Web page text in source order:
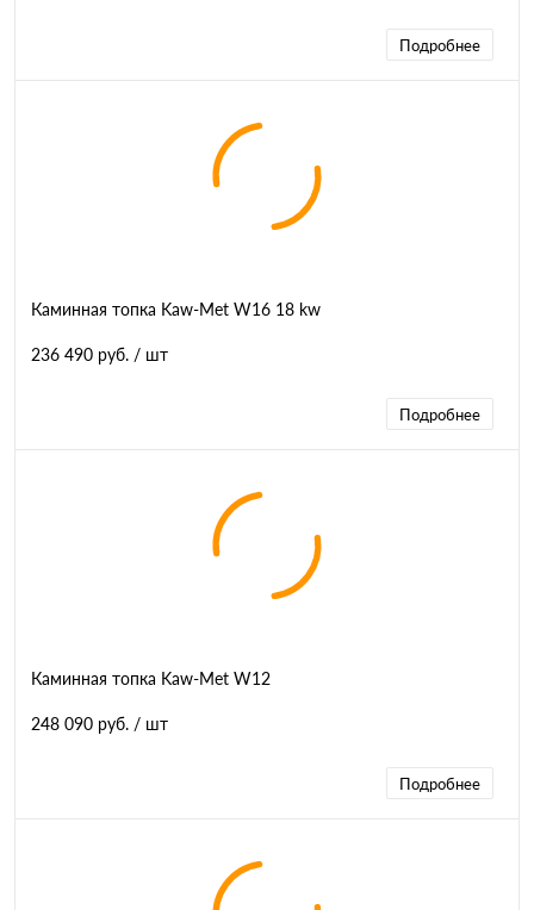
Подробнее
Каминная топка Kaw-Met W16 18 kw
236 490 руб. / шт
Подробнее
Каминная топка Kaw-Met W12
248 090 руб. / шт
Подробнее